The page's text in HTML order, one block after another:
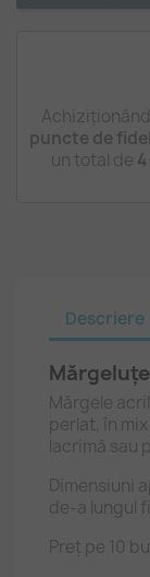
puncte de
un total de 4
Descriere
Mărgele
perlat, în
lacrimă sau
Dimensiuni
de-a lungul
Preț pe 10